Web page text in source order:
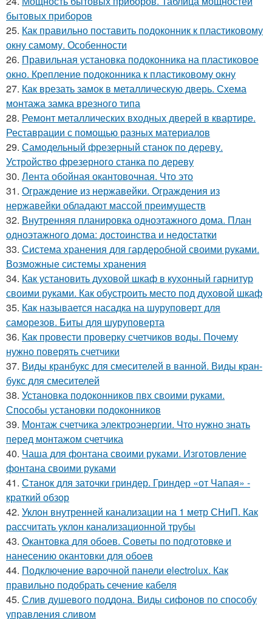
бытовых приборов
25. Как правильно поставить подоконник к пластиковому
окну самому. Особенности
26. Правильная установка подоконника на пластиковое
окно. Крепление подоконника к пластиковому окну
27. Как врезать замок в металлическую дверь. Схема
монтажа замка врезного типа
28. Ремонт металлических входных дверей в квартире.
Реставрации с помощью разных материалов
29. Самодельный фрезерный станок по дереву.
Устройство фрезерного станка по дереву
30. Лента обойная окантовочная. Что это
31. Ограждение из нержавейки. Ограждения из
нержавейки обладают массой преимуществ
32. Внутренняя планировка одноэтажного дома. План
одноэтажного дома: достоинства и недостатки
33. Система хранения для гардеробной своими руками.
Возможные системы хранения
34. Как установить духовой шкаф в кухонный гарнитур
своими руками. Как обустроить место под духовой шкаф
35. Как называется насадка на шуруповерт для
саморезов. Биты для шуруповерта
36. Как провести проверку счетчиков воды. Почему
нужно поверять счетчики
37. Виды кранбукс для смесителей в ванной. Виды кран-
букс для смесителей
38. Установка подоконников пвх своими руками.
Способы установки подоконников
39. Монтаж счетчика электроэнергии. Что нужно знать
перед монтажом счетчика
40. Чаша для фонтана своими руками. Изготовление
фонтана своими руками
41. Станок для заточки гриндер. Гриндер «от Чапая» -
краткий обзор
42. Уклон внутренней канализации на 1 метр СНиП. Как
рассчитать уклон канализационной трубы
43. Окантовка для обоев. Советы по подготовке и
нанесению окантовки для обоев
44. Подключение варочной панели electrolux. Как
правильно подобрать сечение кабеля
45. Слив душевого поддона. Виды сифонов по способу
управления сливом